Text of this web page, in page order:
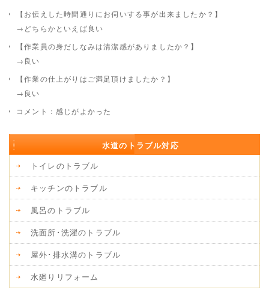
【お伝えした時間通りにお伺いする事が出来ましたか？】
→どちらかといえば良い
【作業員の身だしなみは清潔感がありましたか？】
→良い
【作業の仕上がりはご満足頂けましたか？】
→良い
コメント：感じがよかった
水道のトラブル対応
トイレのトラブル
キッチンのトラブル
風呂のトラブル
洗面所･洗濯のトラブル
屋外･排水溝のトラブル
水廻りリフォーム